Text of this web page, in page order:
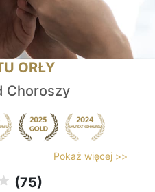
ORŁY
Choroszy
Pokaż więcej >>
(75)